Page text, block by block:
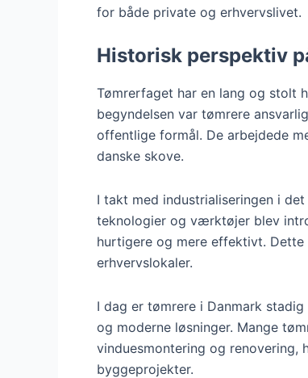
for både private og erhvervslivet.
Historisk perspektiv
Tømrerfaget har en lang og stolt
begyndelsen var tømrere
offentlige formål. De arbejdede
danske skove.
I takt med industrialiseringen i
teknologier og værktøjer blev
hurtigere og mere effektivt.
erhvervslokaler.
I dag er tømrere i Danmark
og moderne løsninger. Mange
vinduesmontering og renovering,
byggeprojekter.